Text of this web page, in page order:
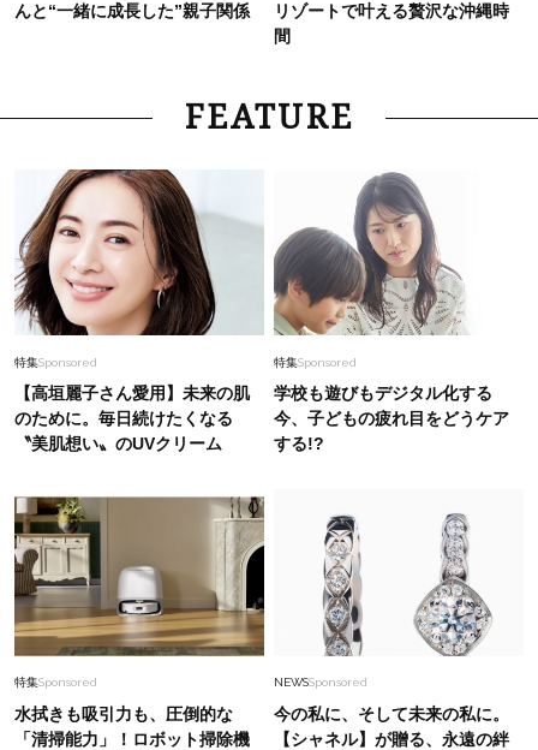
んと“一緒に成長した”親子関係
リゾートで叶える贅沢な沖縄時
間
FEATURE
特集Sponsored
【高垣麗子さん愛用】未来の肌
のために。毎日続けたくなる
〝美肌想い〟のUVクリーム
特集Sponsored
学校も遊びもデジタル化する
今、子どもの疲れ目をどうケア
する!?
特集Sponsored
水拭きも吸引力も、圧倒的な
「清掃能力」！ロボット掃除機
NEWSSponsored
今の私に、そして未来の私に。
【シャネル】が贈る、永遠の絆